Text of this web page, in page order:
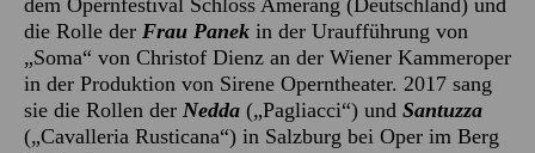
dem Opernfestival Schloss Amerang (Deutschland) und
die Rolle der Frau Panek in der Uraufführung von
„Soma“ von Christof Dienz an der Wiener Kammeroper
in der Produktion von Sirene Operntheater. 2017 sang
sie die Rollen der Nedda („Pagliacci“) und Santuzza
(„Cavalleria Rusticana“) in Salzburg bei Oper im Berg